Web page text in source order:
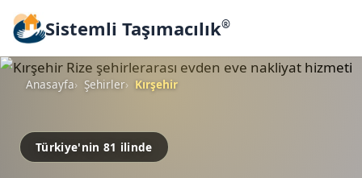
Sistemli Taşımacılık®
Anasayfa Şehirler Kırşehir
Türkiye'nin 81 ilinde